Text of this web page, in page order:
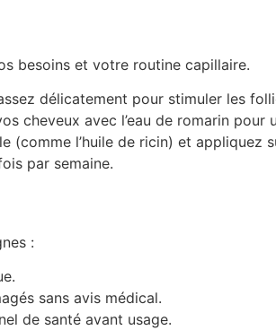
besoins et votre routine capillaire.
délicatement pour stimuler les
cheveux avec l’eau de romarin pour
(comme l’huile de ricin) et appliquez
par semaine.
:
sans avis médical.
de santé avant usage.